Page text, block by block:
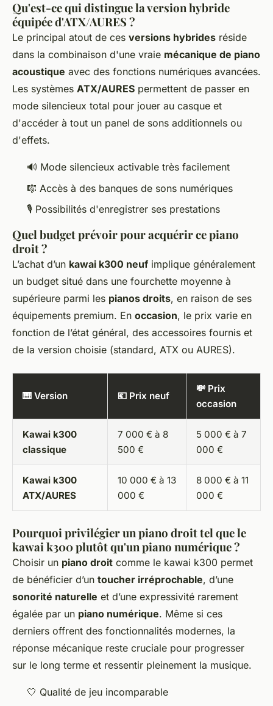
Qu'est-ce qui distingue la version hybride
équipée d'ATX/AURES ?
Le principal atout de ces versions hybrides réside
dans la combinaison d'une vraie mécanique de piano
acoustique avec des fonctions numériques avancées.
Les systèmes ATX/AURES permettent de passer en
mode silencieux total pour jouer au casque et
d'accéder à tout un panel de sons additionnels ou
d'effets.
🔊 Mode silencieux activable très facilement
🎼 Accès à des banques de sons numériques
🎙 Possibilités d'enregistrer ses prestations
Quel budget prévoir pour acquérir ce piano
droit ?
L’achat d’un kawai k300 neuf implique généralement
un budget situé dans une fourchette moyenne à
supérieure parmi les pianos droits, en raison de ses
équipements premium. En occasion, le prix varie en
fonction de l’état général, des accessoires fournis et
de la version choisie (standard, ATX ou AURES).
🎹 Version 💶 Prix neuf
💸 Prix
occasion
Kawai k300
classique
7 000 € à 8
500 €
5 000 € à 7
000 €
Kawai k300
ATX/AURES
10 000 € à 13
000 €
8 000 € à 11
000 €
Pourquoi privilégier un piano droit tel que le
kawai k300 plutôt qu'un piano numérique ?
Choisir un piano droit comme le kawai k300 permet
de bénéficier d’un toucher irréprochable, d’une
sonorité naturelle et d’une expressivité rarement
égalée par un piano numérique. Même si ces
derniers offrent des fonctionnalités modernes, la
réponse mécanique reste cruciale pour progresser
sur le long terme et ressentir pleinement la musique.
🤍 Qualité de jeu incomparable